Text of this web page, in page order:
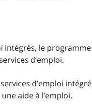
intégrés, le
d’emploi.
d’emploi
aide à l’emploi.